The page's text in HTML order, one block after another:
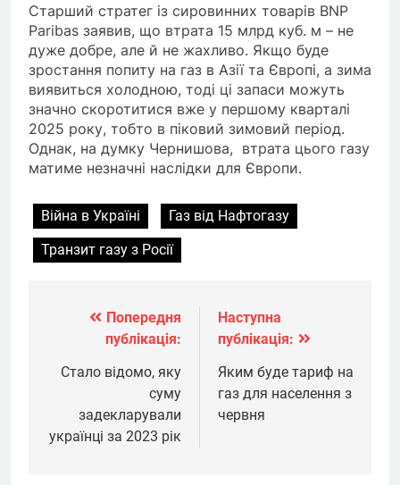
Старший стратег із сировинних товарів BNP
Paribas заявив, що втрата 15 млрд куб. м – не
дуже добре, але й не жахливо. Якщо буде
зростання попиту на газ в Азії та Європі, а зима
виявиться холодною, тоді ці запаси можуть
значно скоротитися вже у першому кварталі
2025 року, тобто в піковий зимовий період.
Однак, на думку Чернишова, втрата цього газу
матиме незначні наслідки для Європи.
Війна в Україні
Газ від Нафтогазу
Транзит газу з Росії
Навігація
записів
Попередня
публікація:
Стало відомо, яку
суму
задекларували
українці за 2023 рік
Наступна
публікація:
Яким буде тариф на
газ для населення з
червня